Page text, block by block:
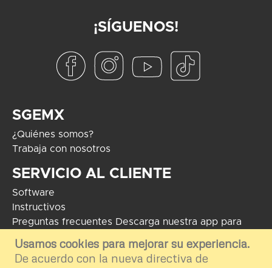
Usamos cookies para mejorar su experiencia.
De acuerdo con la nueva directiva de
¡SÍGUENOS!
SGEMX
¿Quiénes somos?
Trabaja con nosotros
SERVICIO AL CLIENTE
Software
Instructivos
Preguntas frecuentes Descarga nuestra app para
Android
COPYRIGHT 2024 - Soluciones Globales en Electrónica. El uso de
marcas mostradas tiene como fin informar e ilustrar el contenido de la